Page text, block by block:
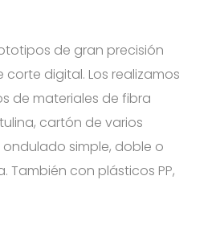
de gran precisión
digital. Los realizamos
de materiales de fibra
cartón de varios
simple, doble o
También con plásticos PP,